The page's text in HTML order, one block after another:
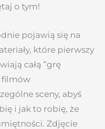
o tym!
pojawią się na
które pierwszy
całą ”grę
filmów
sceny, abyś
i jak to robię, że
Zdjęcie